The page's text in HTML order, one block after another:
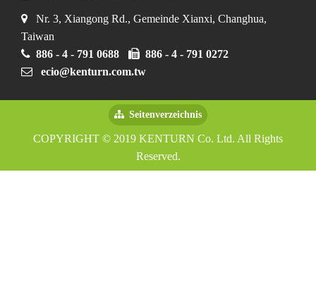
Nr. 3, Xiangong Rd., Gemeinde Xianxi, Changhua,
Taiwan
886 - 4 - 791 0688
886 - 4 - 791 0272
ecio@kenturn.com.tw
Seitenverzeichnis
COPYRIGHT © 2019 KENTURN Co. Ltd. All Rights
Reserved.